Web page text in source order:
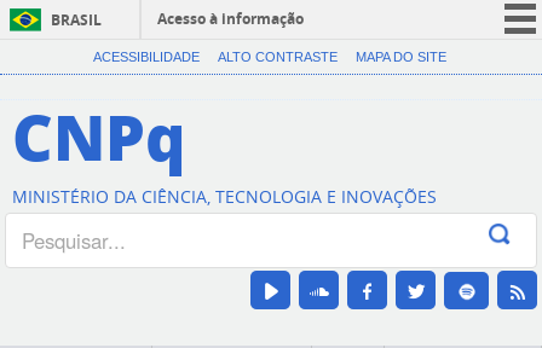
BRASIL
Acesso à informação
CORONAVÍRUS (COVID-19)
Canais
ACESSIBILIDADE ALTO CONTRASTE MAPA DO SITE
CNPq
MINISTÉRIO DA CIÊNCIA, TECNOLOGIA E INOVAÇÕES